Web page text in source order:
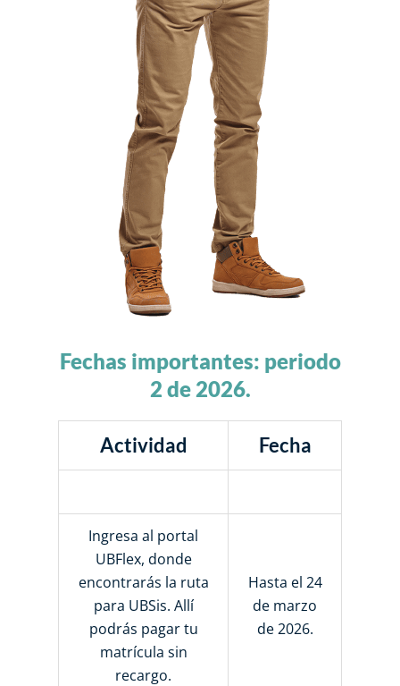
Fechas importantes: periodo
2 de 2026.
Actividad Fecha
Ingresa al portal
UBFlex, donde
encontrarás la ruta
para UBSis. Allí
podrás pagar tu
matrícula sin
recargo.
Hasta el 24
de marzo
de 2026.